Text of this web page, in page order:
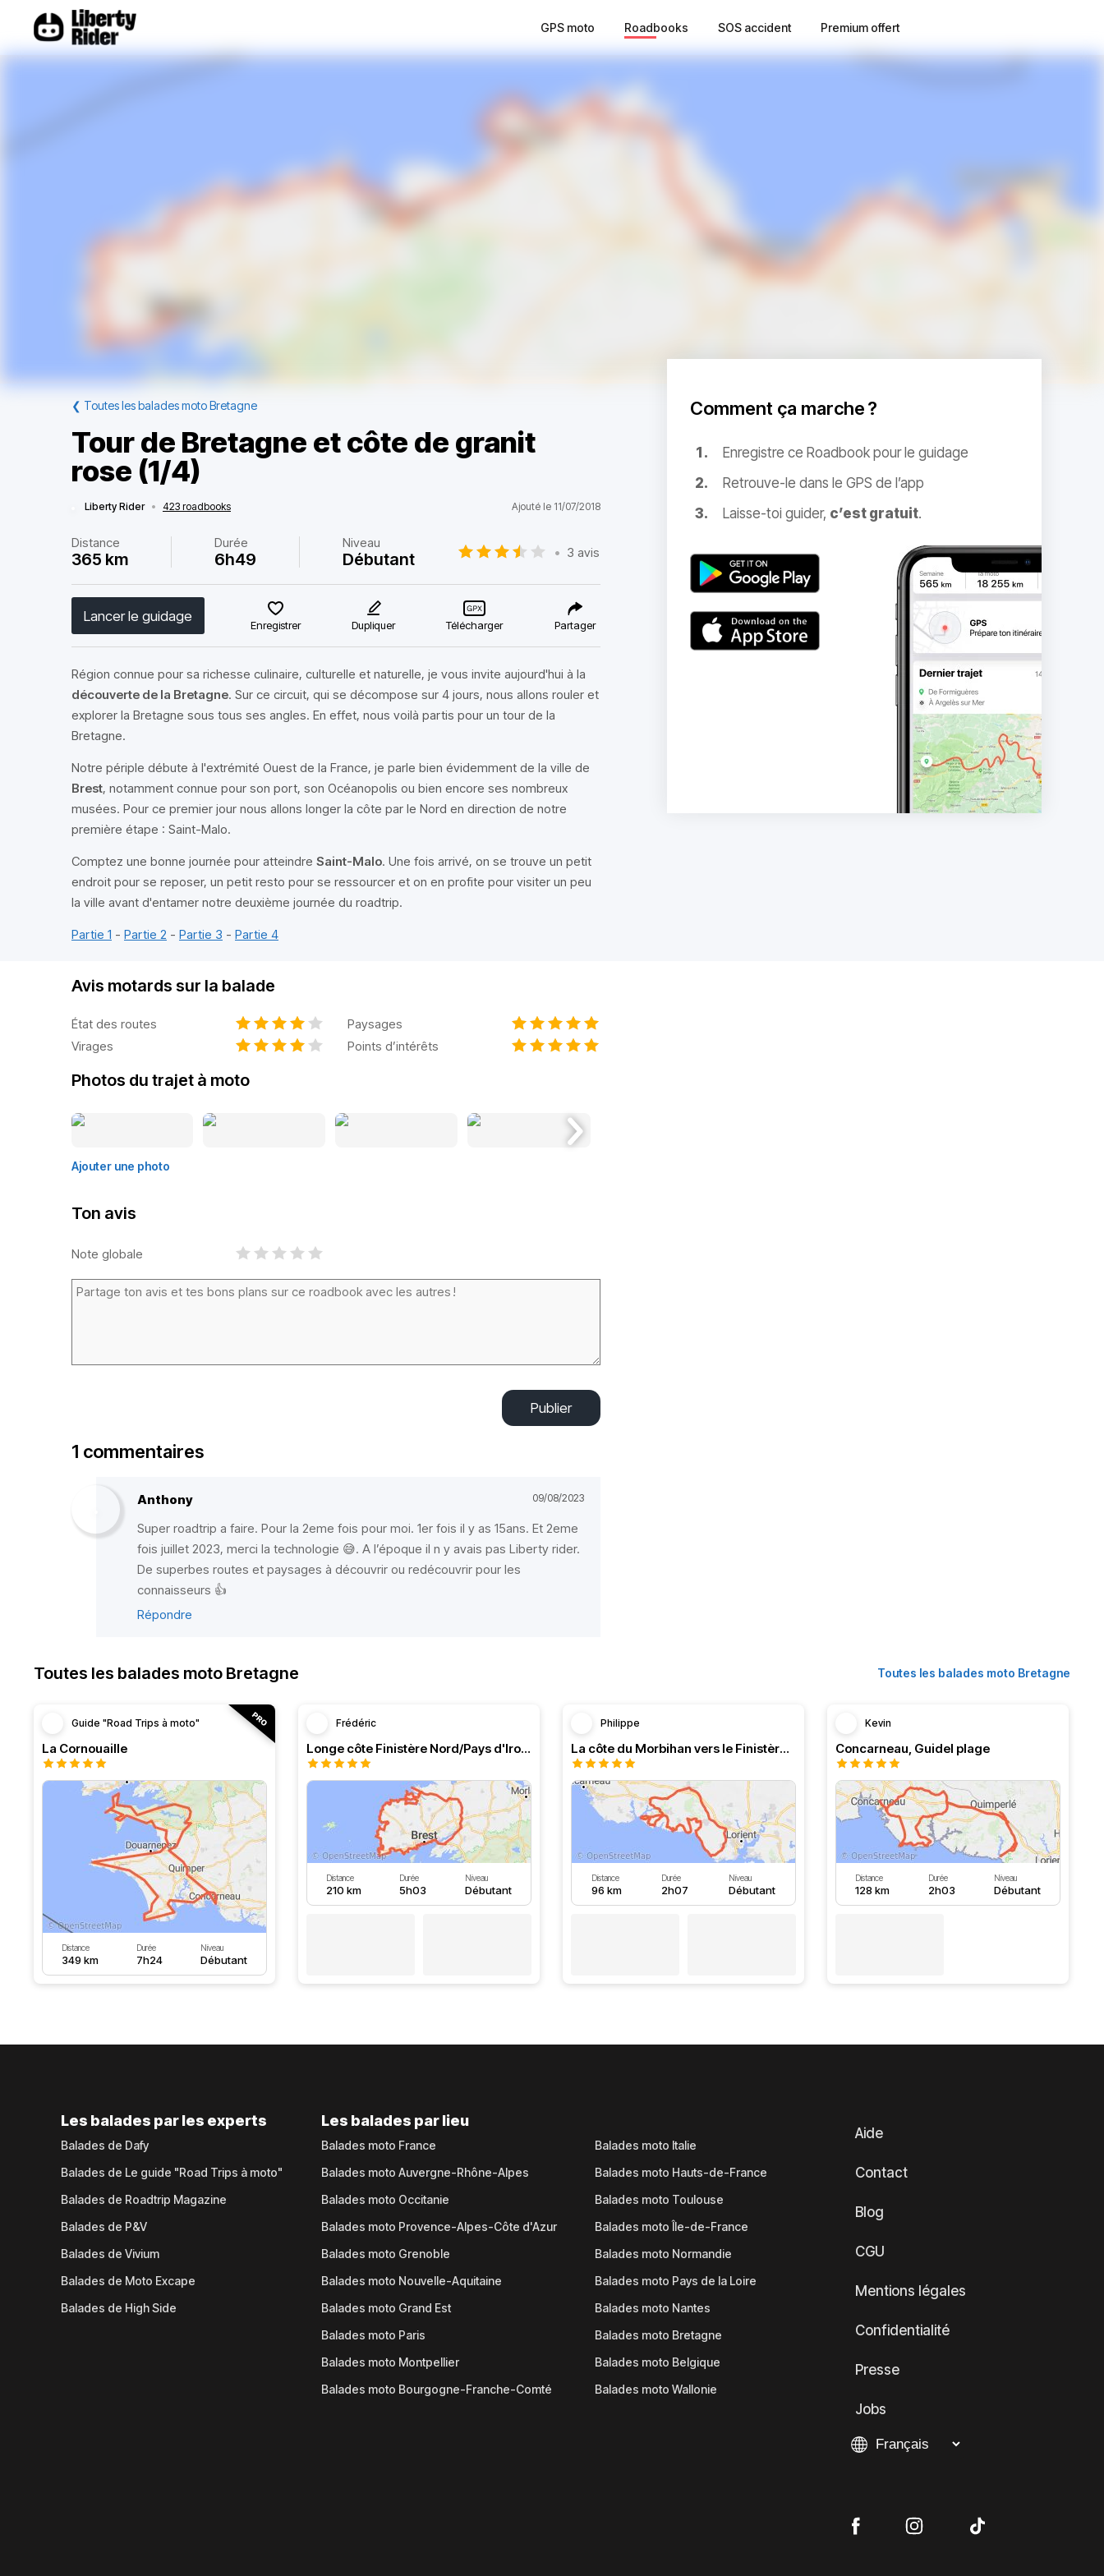
GPS moto Roadbooks SOS accident Premium offert
❮ Toutes les balades moto Bretagne
Tour de Bretagne et côte de granit
rose (1/4)
Liberty Rider • 423 roadbooks Ajouté le 11/07/2018
Distance
365 km
Durée
6h49
Niveau
Débutant • 3 avis
Lancer le guidage
Enregistrer Dupliquer Télécharger Partager
Région connue pour sa richesse culinaire, culturelle et naturelle, je vous invite aujourd'hui à la
découverte de la Bretagne. Sur ce circuit, qui se décompose sur 4 jours, nous allons rouler et
explorer la Bretagne sous tous ses angles. En effet, nous voilà partis pour un tour de la
Bretagne.
Notre périple débute à l'extrémité Ouest de la France, je parle bien évidemment de la ville de
Brest, notamment connue pour son port, son Océanopolis ou bien encore ses nombreux
musées. Pour ce premier jour nous allons longer la côte par le Nord en direction de notre
première étape : Saint-Malo.
Comptez une bonne journée pour atteindre Saint-Malo. Une fois arrivé, on se trouve un petit
endroit pour se reposer, un petit resto pour se ressourcer et on en profite pour visiter un peu
la ville avant d'entamer notre deuxième journée du roadtrip.
Partie 1 - Partie 2 - Partie 3 - Partie 4
Comment ça marche ?
Enregistre ce Roadbook pour le guidage
Retrouve-le dans le GPS de l’app
Laisse-toi guider, c’est gratuit.
Avis motards sur la balade
État des routes
Paysages
Virages
Points d’intérêts
Photos du trajet à moto
Ajouter une photo
Ton avis
Note globale
Publier
1 commentaires
Anthony 09/08/2023
Super roadtrip a faire. Pour la 2eme fois pour moi. 1er fois il y as 15ans. Et 2eme
fois juillet 2023, merci la technologie 😅. A l’époque il n y avais pas Liberty rider.
De superbes routes et paysages à découvrir ou redécouvrir pour les
connaisseurs 👍
Répondre
Toutes les balades moto Bretagne Toutes les balades moto Bretagne
Guide "Road Trips à moto"
La Cornouaille
Distance
349 km
Durée
7h24
Niveau
Débutant
Frédéric
Longe côte Finistère Nord/Pays d'Iroise
Distance
210 km
Durée
5h03
Niveau
Débutant
Philippe
La côte du Morbihan vers le Finistère retour par les terres
Distance
96 km
Durée
2h07
Niveau
Débutant
Kevin
Concarneau, Guidel plage
Distance
128 km
Durée
2h03
Niveau
Débutant
Les balades par les experts
Balades de Dafy
Balades de Le guide "Road Trips à moto"
Balades de Roadtrip Magazine
Balades de P&V
Balades de Vivium
Balades de Moto Excape
Balades de High Side
Les balades par lieu
Balades moto France
Balades moto Auvergne-Rhône-Alpes
Balades moto Occitanie
Balades moto Provence-Alpes-Côte d'Azur
Balades moto Grenoble
Balades moto Nouvelle-Aquitaine
Balades moto Grand Est
Balades moto Paris
Balades moto Montpellier
Balades moto Bourgogne-Franche-Comté
Balades moto Italie
Balades moto Hauts-de-France
Balades moto Toulouse
Balades moto Île-de-France
Balades moto Normandie
Balades moto Pays de la Loire
Balades moto Nantes
Balades moto Bretagne
Balades moto Belgique
Balades moto Wallonie
Aide
Contact
Blog
CGU
Mentions légales
Confidentialité
Presse
Jobs